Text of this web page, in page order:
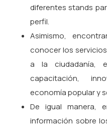
diferentes stands
perfil.
Asimismo,
conocer los
a la ciudadanía,
capacitación,
economía popular y
De igual manera,
información sobre